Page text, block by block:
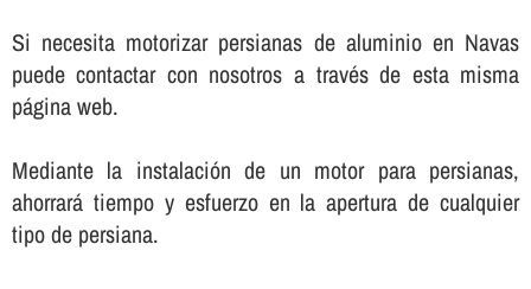
Si necesita motorizar persianas de aluminio en Navas
puede contactar con nosotros a través de esta misma
página web.
Mediante la instalación de un motor para persianas,
ahorrará tiempo y esfuerzo en la apertura de cualquier
tipo de persiana.